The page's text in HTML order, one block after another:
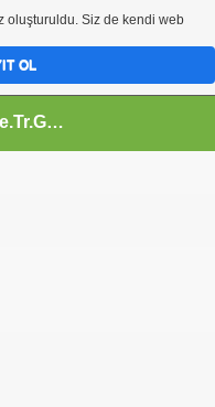
OkumadanGitme.Tr.Gg | Eğlence | Siten İçin | Servisler |TeknoBilgi | İzle Ögren | Webmaster | Tr.Gg |
oluşturuldu. Siz de kendi web
OL